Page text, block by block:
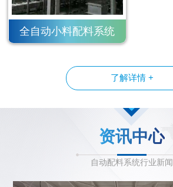
全自动小料配料系统
了解详情 +
资讯中心
自动配料系统行业新闻